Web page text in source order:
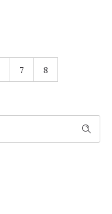
7 8
Recherche